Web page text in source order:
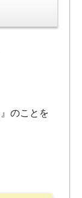
』のことを